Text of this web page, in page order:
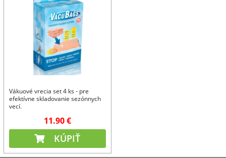
Vákuové vrecia set 4 ks - pre
efektívne skladovanie sezónnych
vecí.
11.90 €
KÚPIŤ